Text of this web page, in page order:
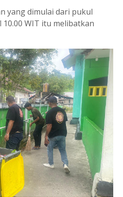
yang dimulai dari pukul
10.00 WIT itu melibatkan